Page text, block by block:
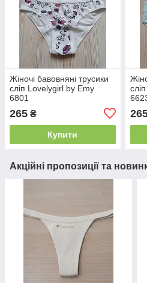
Жіночі бавовняні трусики
сліп Lovelygirl by Emy
6801
265 ₴
Купити
Акційні пропозиції та